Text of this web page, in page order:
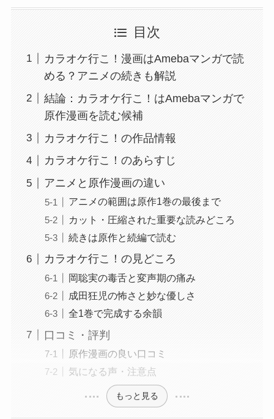
目次
カラオケ行こ！漫画はAmebaマンガで読
める？アニメの続きも解説
結論：カラオケ行こ！はAmebaマンガで
原作漫画を読む候補
カラオケ行こ！の作品情報
カラオケ行こ！のあらすじ
アニメと原作漫画の違い
アニメの範囲は原作1巻の最後まで
カット・圧縮された重要な読みどころ
続きは原作と続編で読む
カラオケ行こ！の見どころ
岡聡実の毒舌と変声期の痛み
成田狂児の怖さと妙な優しさ
全1巻で完成する余韻
口コミ・評判
原作漫画の良い口コミ
気になる声・注意点
もっと見る